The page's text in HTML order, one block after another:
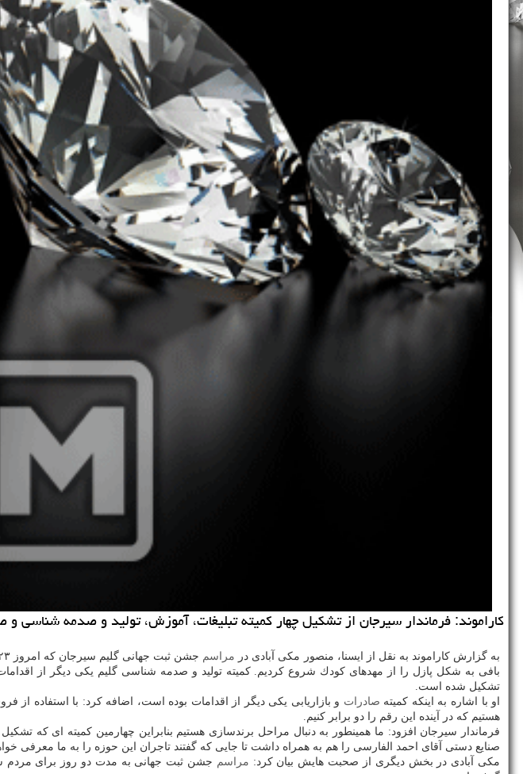
كاراموند: فرماندار سیرجان از تشكیل چهار كمیته تبلیغات، آموزش، تولید و صدمه شناسی و
به گزارش كاراموند به نقل از ایسنا، منصور مكی آبادی در مراسم جشن ثبت جهانی گلیم سیرجان كه امروز ۲۳ آذر ماه در سیرجان برگزار شد، بیان كرد: باید دختران ما به
بافی به شكل پازل را از مهدهای كودك شروع كردیم. كمیته تولید و صدمه شناسی گلیم یكی دیگر از
تشكیل شده است.
او با اشاره به اینكه كمیته صادرات و بازاریابی یكی دیگر از اقدامات بوده است، اضافه كرد: با استفاده از
هستیم كه در آینده این رقم را دو برابر كنیم.
فرماندار سیرجان افزود: ما همینطور به دنبال مراحل برندسازی هستیم بنابراین چهارمین كمیته ای كه
صنایع دستی آقای احمد الفارسی را هم به همراه داشت تا جایی كه گفتند تاجران این حوزه را به ما معرفی
مكی آبادی در بخش دیگری از صحبت هایش بیان كرد: مراسم جشن ثبت جهانی به مدت دو روز برای مردم